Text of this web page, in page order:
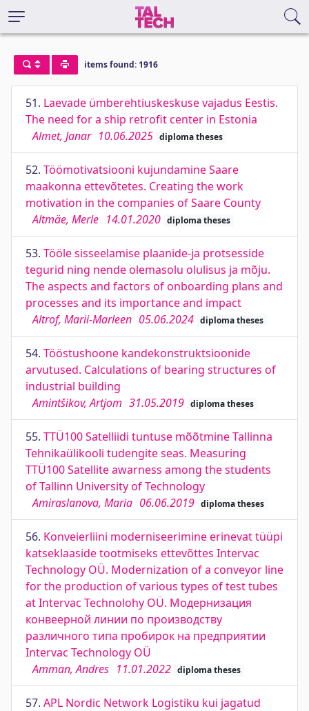
items found: 1916
51. Laevade ümberehtiuskeskuse vajadus Eestis.
The need for a ship retrofit center in Estonia
Almet, Janar 10.06.2025 diploma theses
52. Töömotivatsiooni kujundamine Saare
maakonna ettevõtetes. Creating the work
motivation in the companies of Saare County
Altmäe, Merle 14.01.2020 diploma theses
53. Tööle sisseelamise plaanide-ja protsesside
tegurid ning nende olemasolu olulisus ja mõju.
The aspects and factors of onboarding plans and
processes and its importance and impact
Altrof, Marii-Marleen 05.06.2024 diploma theses
54. Tööstushoone kandekonstruktsioonide
arvutused. Calculations of bearing structures of
industrial building
Amintšikov, Artjom 31.05.2019 diploma theses
55. TTÜ100 Satelliidi tuntuse mõõtmine Tallinna
Tehnikaülikooli tudengite seas. Measuring
TTÜ100 Satellite awarness among the students
of Tallinn University of Technology
Amiraslanova, Maria 06.06.2019 diploma theses
56. Konveierliini moderniseerimine erinevat tüüpi
katseklaaside tootmiseks ettevõttes Intervac
Technology OÜ. Modernization of a conveyor line
for the production of various types of test tubes
at Intervac Technolohy OÜ. Модернизация
конвеерной линии по производству
различного типа пробирок на предприятии
Intervac Technology OÜ
Amman, Andres 11.01.2022 diploma theses
57. APL Nordic Network Logistiku kui jagatud